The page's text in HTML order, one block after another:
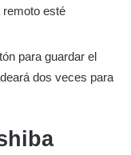
remoto esté
para guardar el
dos veces para